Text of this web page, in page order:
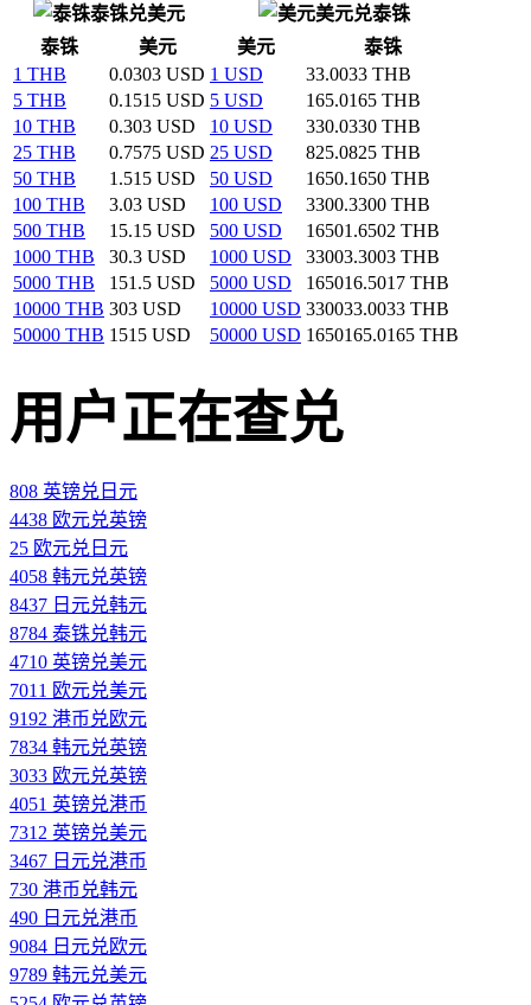
泰铢兑美元
美元兑泰铢
泰铢
美元 美元
泰铢
1 THB
0.0303 USD 1 USD
33.0033 THB
5 THB
0.1515 USD 5 USD
165.0165 THB
10 THB
0.303 USD 10 USD
330.0330 THB
25 THB
0.7575 USD 25 USD
825.0825 THB
50 THB
1.515 USD 50 USD
1650.1650 THB
100 THB
3.03 USD 100 USD
3300.3300 THB
500 THB
15.15 USD 500 USD
16501.6502 THB
1000 THB
30.3 USD 1000 USD
33003.3003 THB
5000 THB
151.5 USD 5000 USD
165016.5017 THB
10000 THB 303 USD 10000 USD 330033.0033 THB
50000 THB 1515 USD 50000 USD 1650165.0165 THB
用户正在查兑
808 英镑兑日元
4438 欧元兑英镑
25 欧元兑日元
4058 韩元兑英镑
8437 日元兑韩元
8784 泰铢兑韩元
4710 英镑兑美元
7011 欧元兑美元
9192 港币兑欧元
7834 韩元兑英镑
3033 欧元兑英镑
4051 英镑兑港币
7312 英镑兑美元
3467 日元兑港币
730 港币兑韩元
490 日元兑港币
9084 日元兑欧元
9789 韩元兑美元